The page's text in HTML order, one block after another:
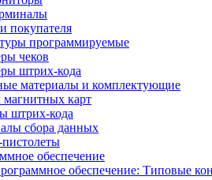
покупателя
программируемые
чеков
штрих-кода
материалы и комплектующие
карт
штрих-кода
сбора данных
обеспечение
обеспечение: Типовые